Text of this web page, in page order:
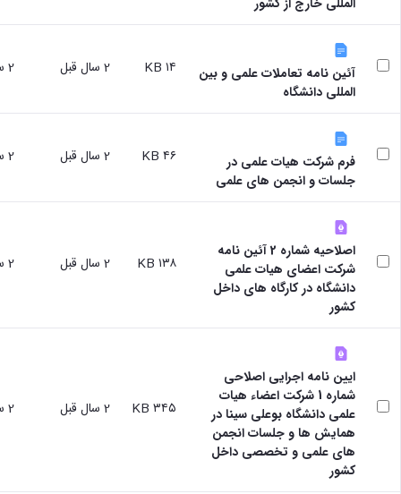
کارکنان
مصالح
آزمایشگاه
مواد
آزمایشگاه
باستان
شناسی
آزمایشگاه
هوش
ربات
و
طرح
پژوهشی
طرح
های
پژوهشی
سال
1398
نشریات
فصلنامه
معاونت
پژوهش
و
کارگروه
اخلاق
در
پژوهش
کرسی
نظریه
پردازی
دانشگاه
های
اعضای
هیات
علمی
سایر
آیین
نامه
ها
آئین نامه تعاملات علمی و بین
المللی دانشگاه
۱۴ KB 2 سال قبل 2 سال قبل
فرم شرکت هیات علمی در
جلسات و انجمن های علمی
۴۶ KB 2 سال قبل 2 سال قبل
اصلاحیه شماره 2 آئین نامه
شرکت اعضای هیات علمی
دانشگاه در کارگاه های داخل
کشور
۱۳۸ KB 2 سال قبل 2 سال قبل
ایین نامه اجرایی اصلاحی
شماره 1 شرکت اعضاء هیات
علمی دانشگاه بوعلی سینا در
همایش ها و جلسات انجمن
های علمی و تخصصی داخل
کشور
۳۴۵ KB 2 سال قبل 2 سال قبل